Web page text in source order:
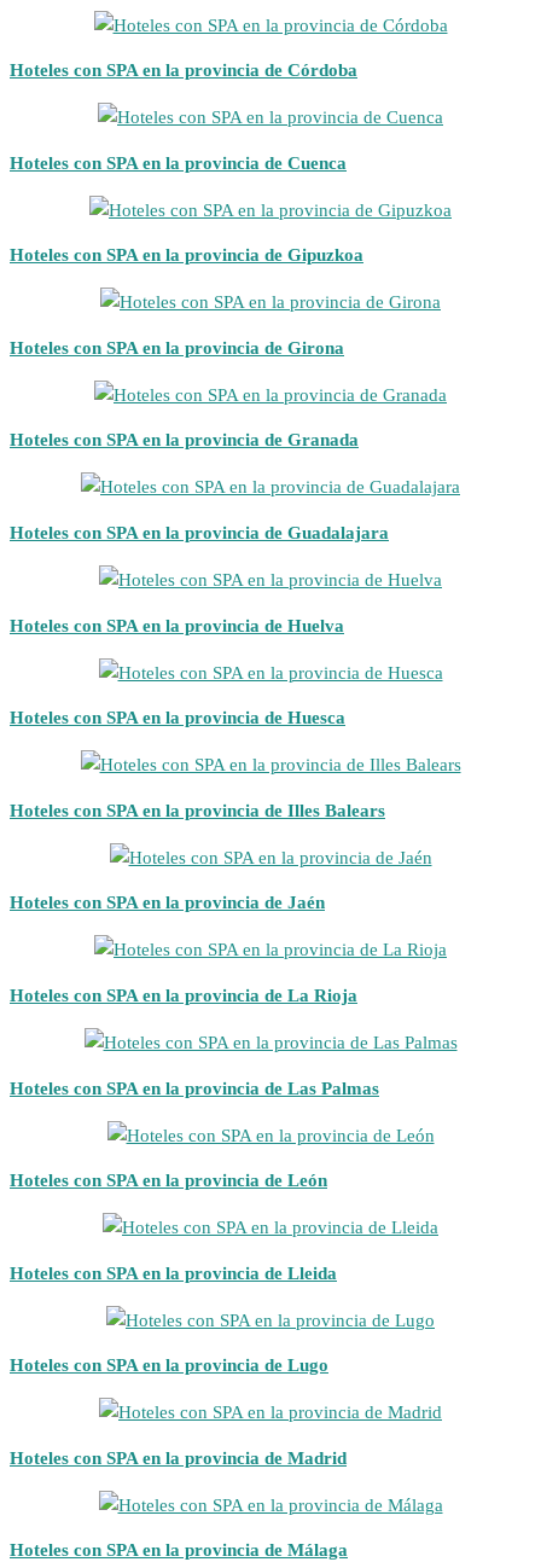
Hoteles con SPA en la provincia de Córdoba
Hoteles con SPA en la provincia de Cuenca
Hoteles con SPA en la provincia de Gipuzkoa
Hoteles con SPA en la provincia de Girona
Hoteles con SPA en la provincia de Granada
Hoteles con SPA en la provincia de Guadalajara
Hoteles con SPA en la provincia de Huelva
Hoteles con SPA en la provincia de Huesca
Hoteles con SPA en la provincia de Illes Balears
Hoteles con SPA en la provincia de Jaén
Hoteles con SPA en la provincia de La Rioja
Hoteles con SPA en la provincia de Las Palmas
Hoteles con SPA en la provincia de León
Hoteles con SPA en la provincia de Lleida
Hoteles con SPA en la provincia de Lugo
Hoteles con SPA en la provincia de Madrid
Hoteles con SPA en la provincia de Málaga